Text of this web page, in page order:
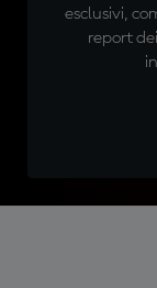
esclusivi,
report